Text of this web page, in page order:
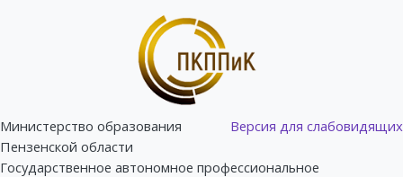
Версия для слабовидящих
Министерство образования
Пензенской области
Государственное автономное профессиональное